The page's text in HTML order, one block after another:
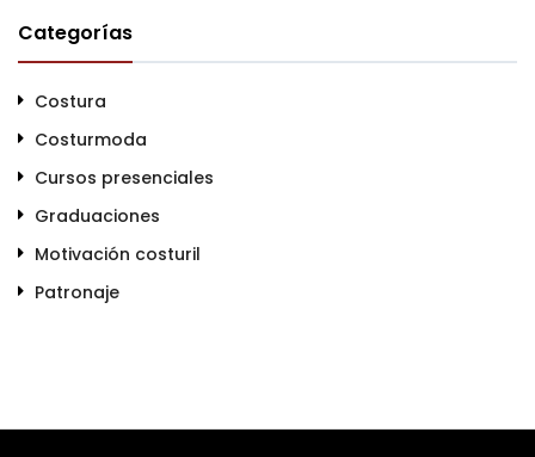
Categorías
Costura
Costurmoda
Cursos presenciales
Graduaciones
Motivación costuril
Patronaje